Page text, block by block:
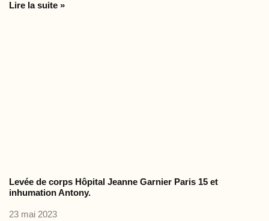
Lire la suite »
Levée de corps Hôpital Jeanne Garnier Paris 15 et
inhumation Antony.
23 mai 2023